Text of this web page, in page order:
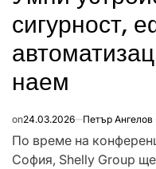
сигурност,
наем
on24.03.2026 Петър
По време на
София, Shelly Group